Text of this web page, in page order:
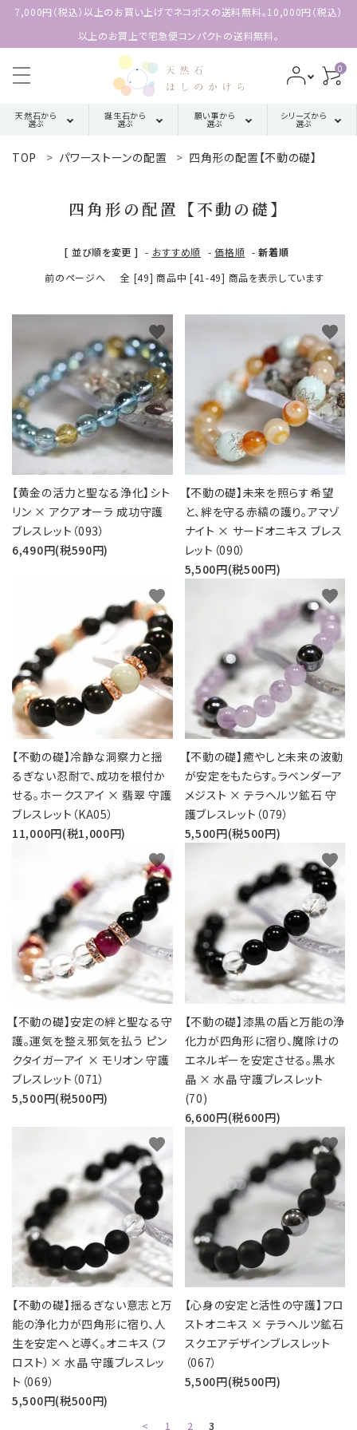
7,000円（税込）以上のお買い上げでネコポスの送料無料。10,000円（税込）
以上のお買上で宅急便コンパクトの送料無料。
0
天然石から
選ぶ
マ行
ラ行
誕生石から
選ぶ
2月誕生石
3月誕生石
5月誕生石
6月誕生石
7月誕生石
9月誕生石
11月誕生石
12月誕生石
願い事から
選ぶ
金運・成功・仕事系
健康・癒し・美容系
シリーズから
選ぶ
四角形の
五芒星の
形【星辰の
守護】
六芒星の
形【万象の
調和】
天珠【悠久
ング【星のひとし
search
ACCOUNT MENU
ログイン person 新規会員登録
天然石から選ぶ
誕生石から選ぶ
願い事から選ぶ
シリーズから選ぶ
支払方法について
配送・送料について
特定商取引法に基づく表記
TOP パワーストーンの配置 四角形の配置【不動の礎】
四角形の配置【不動の礎】
[ 並び順を変更 ] - おすすめ順 -価格順 -新着順
前のページへ
全 [49] 商品中 [41-49] 商品を表示しています
【黄金の活力と聖なる浄化】シト
リン × アクアオーラ 成功守護
ブレスレット（093）
6,490円(税590円)
favorite
【不動の礎】未来を照らす希望
と、絆を守る赤縞の護り。アマゾ
ナイト × サードオニキス ブレス
レット（090）
5,500円(税500円)
favorite
【不動の礎】冷静な洞察力と揺
るぎない忍耐で、成功を根付か
せる。ホークスアイ × 翡翠 守護
ブレスレット（KA05）
11,000円(税1,000円)
favorite
【不動の礎】癒やしと未来の波動
が安定をもたらす。ラベンダーア
メジスト × テラヘルツ鉱石 守
護ブレスレット（079）
5,500円(税500円)
favorite
【不動の礎】安定の絆と聖なる守
護。運気を整え邪気を払う ピン
クタイガーアイ × モリオン 守護
ブレスレット（071）
5,500円(税500円)
favorite
【不動の礎】漆黒の盾と万能の浄
化力が四角形に宿り、魔除けの
エネルギーを安定させる。黒水
晶 × 水晶 守護ブレスレット
(70)
6,600円(税600円)
favorite
【不動の礎】揺るぎない意志と万
能の浄化力が四角形に宿り、人
生を安定へと導く。オニキス（フ
ロスト）× 水晶 守護ブレスレッ
ト（069）
5,500円(税500円)
favorite
【心身の安定と活性の守護】フロ
ストオニキス × テラヘルツ鉱石
スクエアデザインブレスレット
（067）
5,500円(税500円)
favorite
< 1 2 3